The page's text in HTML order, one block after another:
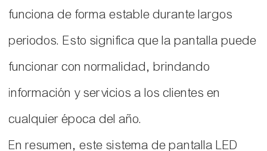
funciona de forma estable durante largos
periodos. Esto significa que la pantalla puede
funcionar con normalidad, brindando
información y servicios a los clientes en
cualquier época del año.
En resumen, este sistema de pantalla LED